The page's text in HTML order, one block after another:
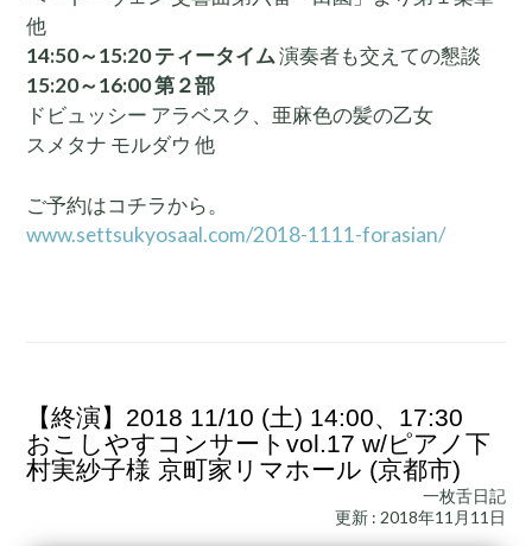
他
14:50～15:20 ティータイム演奏者も交えての懇談
15:20～16:00 第２部
ドビュッシー アラベスク、亜麻色の髪の乙女
スメタナ モルダウ 他
ご予約はコチラから。
www.settsukyosaal.com/2018-1111-forasian/
【終演】2018 11/10 (土) 14:00、17:30
おこしやすコンサートvol.17 w/ピアノ下
村実紗子様 京町家リマホール (京都市)
一枚舌日記
更新 : 2018年11月11日